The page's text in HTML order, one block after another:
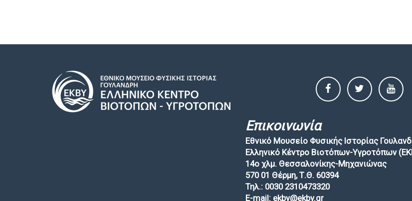
Επικοινωνία
Εθνικό Μουσείο Φυσικής Ιστορίας
Ελληνικό Κέντρο Βιοτόπων-Υγροτόπων
14ο χλμ. Θεσσαλονίκης-Μηχανιώνας
570 01 Θέρμη, Τ.Θ. 60394
Τηλ.: 0030 2310473320
E-mail: ekby@ekby.gr